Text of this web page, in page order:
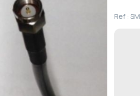
Ref :